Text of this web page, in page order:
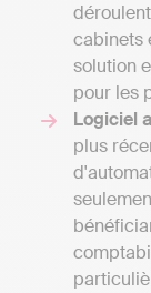
cabinets
solution
pour les
Logiciel
plus